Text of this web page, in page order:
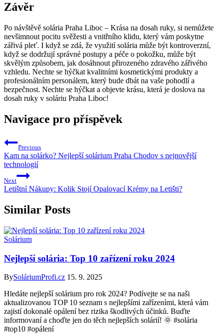
Závěr
Po​ návštěvě solária Praha Liboc – Krása⁣ na dosah ruky,⁣ si nemůžete
nevšimnout pocitu svěžesti a vnitřního klidu,​ který vám poskytne
zářivá pleť. I když​ se zdá,⁤ že využití solária může ⁣být kontroverzní,
když⁤ se dodržují⁣ správné postupy​ a​ péče o pokožku,‌ může být
skvělým‍ způsobem, jak dosáhnout přirozeného zdravého zářivého
vzhledu. Nechte se hýčkat kvalitními kosmetickými ​produkty a
profesionálním personálem, který‍ bude ⁤dbát na vaše pohodlí a
‌bezpečnost. Nechte se hýčkat a objevte ⁤krásu, ​která je doslova na
dosah ruky v ‍soláriu Praha⁤ Liboc!
Navigace pro příspěvek
Previous
Kam na solárko? Nejlepší solárium Praha Chodov s nejnovější
technologií
Next
Letištní Nákupy: Kolik Stojí Opalovací Krémy na Letišti?
Similar Posts
Solárium
Nejlepší solária: Top 10 zařízení roku 2024
BySoláriumProfi.cz 15. 9. 2025
Hledáte nejlepší solárium pro rok 2024? Podívejte se na naši
aktualizovanou TOP 10 seznam s nejlepšími zařízeními, která vám
zajistí dokonalé opálení bez rizika škodlivých účinků. Buďte
informovaní a choďte jen do těch nejlepších solárií! 🌞 #solária
#top10 #opálení